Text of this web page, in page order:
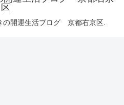
区
の開運生活ブログ 京都右京区.